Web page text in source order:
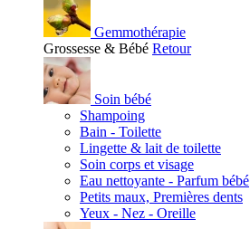
Gemmothérapie
Grossesse & Bébé Retour
Soin bébé
Shampoing
Bain - Toilette
Lingette & lait de toilette
Soin corps et visage
Eau nettoyante - Parfum bébé
Petits maux, Premières dents
Yeux - Nez - Oreille